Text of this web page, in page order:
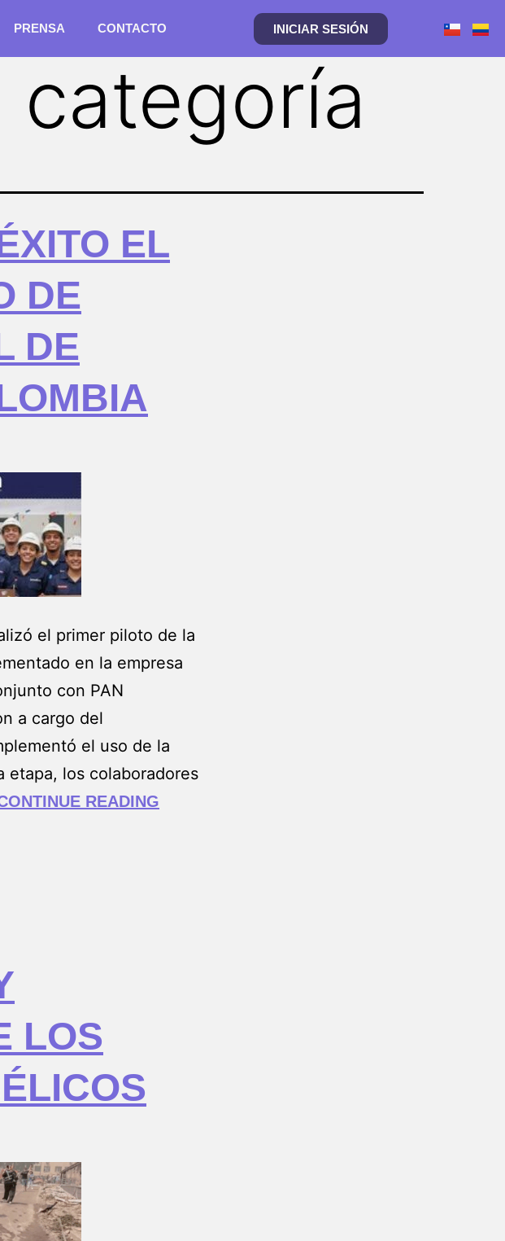
PRENSA CONTACTO INICIAR SESIÓN
categoría
EL
DE
DE
el primer piloto de la
en la empresa
con PAN
a cargo del
el uso de la
etapa, los colaboradores
READING
LOS